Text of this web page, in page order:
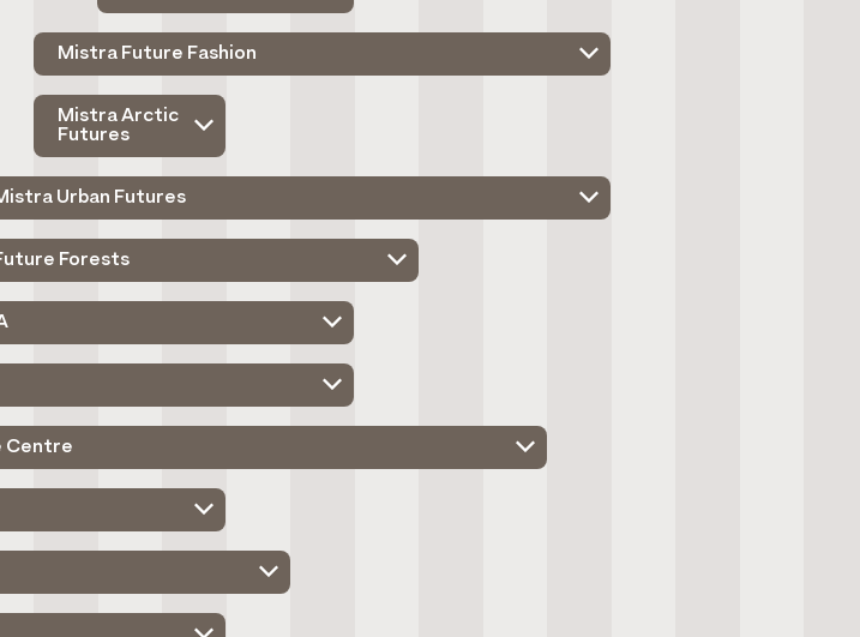
Mistra Future Fashion
Mistra Arctic
Futures
Urban Futures
Forests
Centre